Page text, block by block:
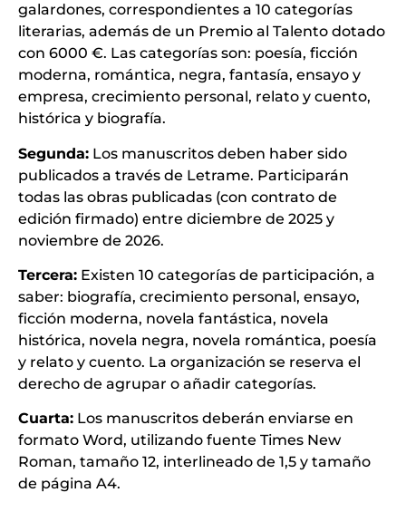
galardones, correspondientes a 10 categorías
literarias, además de un Premio al Talento dotado
con 6000 €. Las categorías son: poesía, ficción
moderna, romántica, negra, fantasía, ensayo y
empresa, crecimiento personal, relato y cuento,
histórica y biografía.
Segunda: Los manuscritos deben haber sido
publicados a través de Letrame. Participarán
todas las obras publicadas (con contrato de
edición firmado) entre diciembre de 2025 y
noviembre de 2026.
Tercera: Existen 10 categorías de participación, a
saber: biografía, crecimiento personal, ensayo,
ficción moderna, novela fantástica, novela
histórica, novela negra, novela romántica, poesía
y relato y cuento. La organización se reserva el
derecho de agrupar o añadir categorías.
Cuarta: Los manuscritos deberán enviarse en
formato Word, utilizando fuente Times New
Roman, tamaño 12, interlineado de 1,5 y tamaño
de página A4.